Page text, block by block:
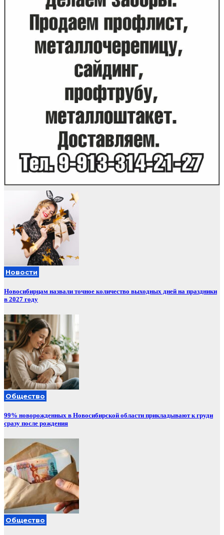
Новости
Новосибирцам назвали точное количество выходных дней на праздники
в 2027 году
Общество
99% новорожденных в Новосибирской области прикладывают к груди
сразу после рождения
Общество